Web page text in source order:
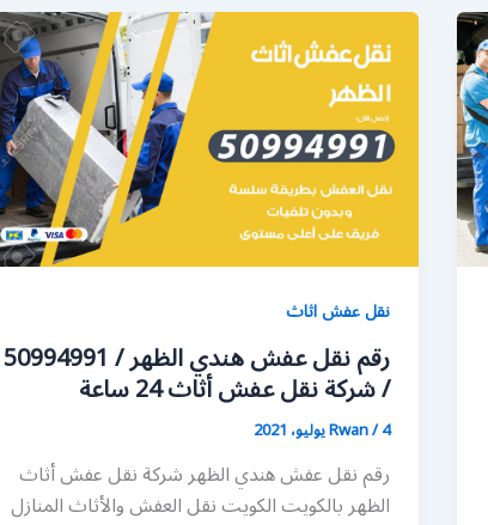
نقل عفش اثاث
رقم نقل عفش هندي الظهر / 50994991
/ شركة نقل عفش أثاث 24 ساعة
Rwan/4 يوليو، 2021
رقم نقل عفش هندي الظهر شركة نقل عفش أثاث
الظهر بالكويت الكويت نقل العفش والأثاث المنازل